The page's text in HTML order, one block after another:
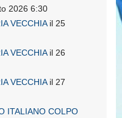
2026 6:30
VECCHIAil 25
VECCHIAil 26
VECCHIAil 27
ITALIANO COLPO